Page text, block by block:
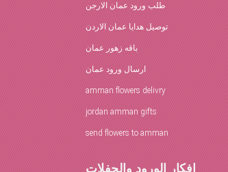
طلب ورود عمان الارجن
توصيل هدايا عمان الاردن
باقه زهور عمان
ارسال ورود عمان
amman flowers delivry
jordan amman gifts
send flowers to amman
افكار الورود والحفلات